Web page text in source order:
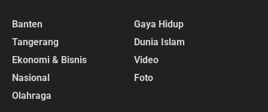
Banten
Tangerang
Ekonomi & Bisnis
Nasional
Olahraga
Gaya Hidup
Dunia Islam
Video
Foto